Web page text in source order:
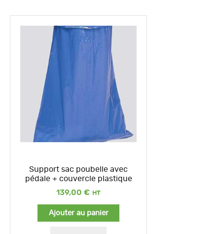
Support sac poubelle avec
pédale + couvercle plastique
139,00 €
Ajouter au panier